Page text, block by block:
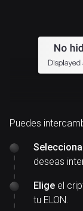
Puedes
Selecciona
deseas
Elige el
tu ELON.